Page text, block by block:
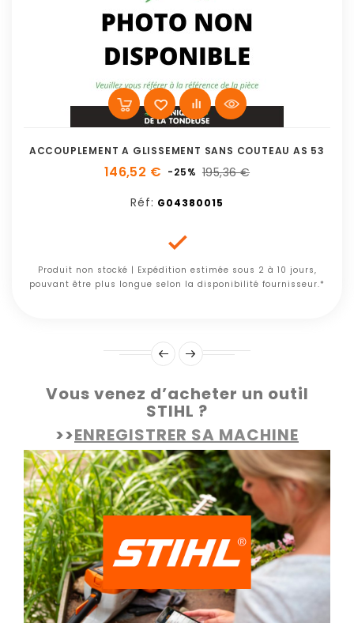
ACCOUPLEMENT A GLISSEMENT SANS COUTEAU AS 53
146,52 € -25% 195,36 €
Réf: G04380015

Produit non stocké | Expédition estimée sous 2 à 10 jours,
pouvant être plus longue selon la disponibilité fournisseur.*
Vous venez d’acheter un outil
STIHL ?
>>ENREGISTRER SA MACHINE